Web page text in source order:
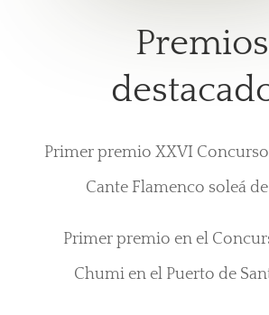
Premios
Primer premio XXVI
Cante Flamenco soleá
Primer premio en el
Chumi en el Puerto de